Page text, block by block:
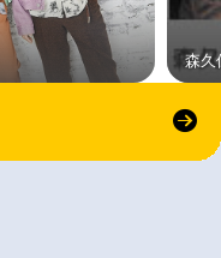
森久